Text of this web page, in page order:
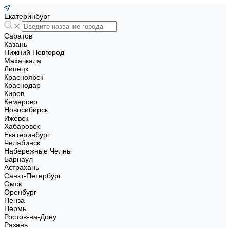
Екатеринбург
Саратов
Казань
Нижний Новгород
Махачкала
Липецк
Красноярск
Краснодар
Киров
Кемерово
Новосибирск
Ижевск
Хабаровск
Екатеринбург
Челябинск
Набережные Челны
Барнаул
Астрахань
Санкт-Петербург
Омск
Оренбург
Пенза
Пермь
Ростов-на-Дону
Рязань